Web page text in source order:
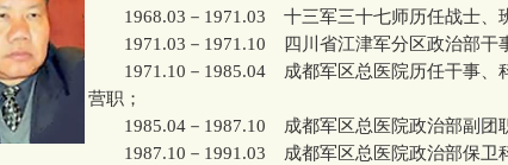
1968.03－1971.03 十三军三十七师历任战士、
1971.03－1971.10 四川省江津军分区政治部干
1971.10－1985.04 成都军区总医院历任干事、
营职；
1985.04－1987.10 成都军区总医院政治部副团
1987.10－1991.03 成都军区总医院政治部保卫